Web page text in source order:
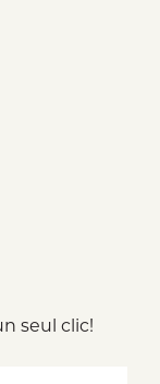
seul clic!